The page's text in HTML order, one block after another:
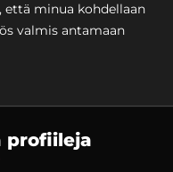
että minua kohdellaan
valmis antamaan
profiileja